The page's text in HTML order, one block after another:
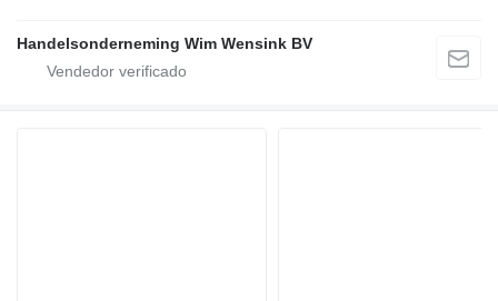
Handelsonderneming Wim Wensink BV